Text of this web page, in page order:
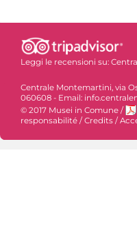
Leggi le recensioni su:
Centrale Montemartini, via
060608 - Email:
© 2017 Musei in Comune /
responsabilité /Credits /